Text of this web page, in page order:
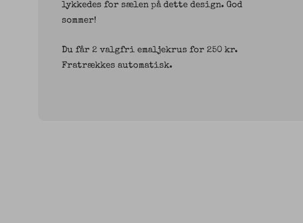
lykkedes for sælen på dette design. God
sommer!
Du får 2 valgfri emaljekrus for 250 kr.
Fratrækkes automatisk.